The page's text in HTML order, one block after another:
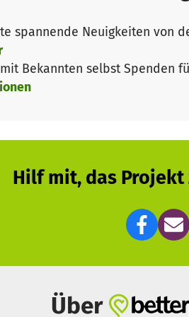
weil immer noch nicht
Menschen auch in ihrem
abgesichert. Insbesondere
durch die Finanzierung
möchte!
spannende Neuigkeiten von
Bekannten selbst Spenden
Hilf mit, das
Über